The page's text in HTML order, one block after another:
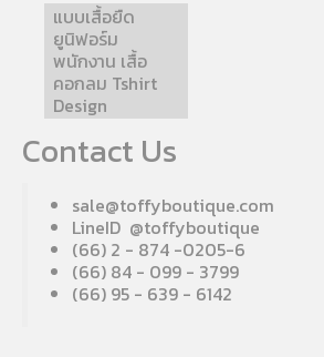
แบบเสื้อยืด
ยูนิฟอร์ม
พนักงาน เสื้อ
คอกลม Tshirt
Design
Contact Us
sale@toffyboutique.com
LineID @toffyboutique
(66) 2 - 874 -0205-6
(66) 84 - 099 - 3799
(66) 95 - 639 - 6142